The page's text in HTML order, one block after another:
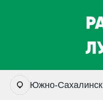
Южно-Сахалинск